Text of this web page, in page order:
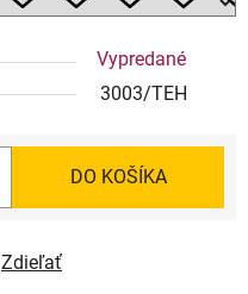
Vypredané
3003/TEH
DO KOŠÍKA
Zdieľať